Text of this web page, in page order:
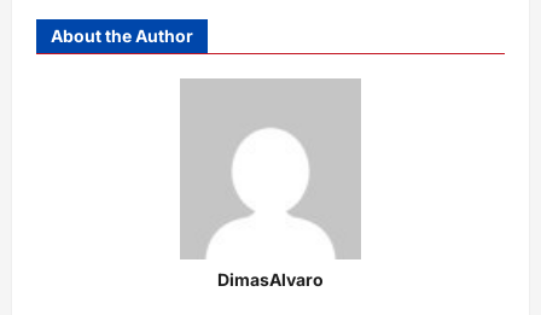
About the Author
DimasAlvaro